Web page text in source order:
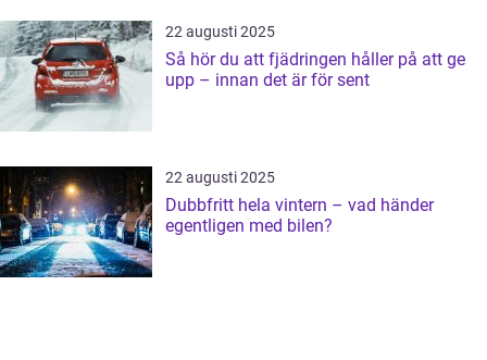
22 augusti 2025
Så hör du att fjädringen håller på att ge
upp – innan det är för sent
22 augusti 2025
Dubbfritt hela vintern – vad händer
egentligen med bilen?